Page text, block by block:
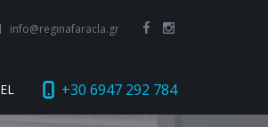
info@reginafaracla.gr
+30 6947 292 784
EL